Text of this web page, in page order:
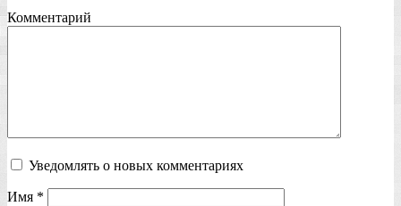
Комментарий
Уведомлять о новых комментариях
Имя *